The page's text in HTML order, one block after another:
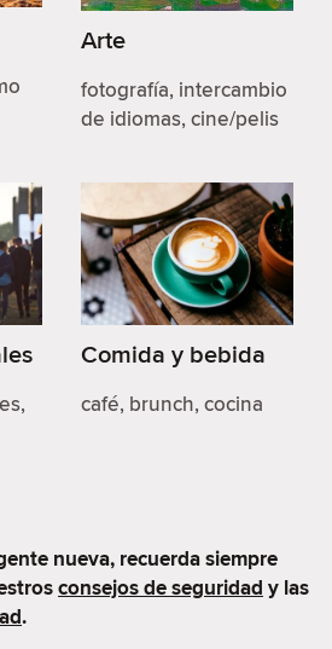
Arte
fotografía, intercambio
de idiomas, cine/pelis
Comida y bebida
café, brunch, cocina
nueva, recuerda siempre
consejos de seguridad y las
.